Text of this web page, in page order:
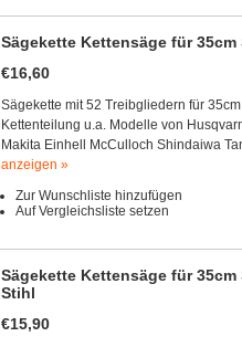
Sägekette Kettensäge für
€16,60
Sägekette mit 52 Treibgliedern für
Kettenteilung u.a. Modelle von
Makita Einhell McCulloch Shindaiwa
anzeigen »
Zur Wunschliste hinzufügen
Auf Vergleichsliste setzen
Sägekette Kettensäge für
Stihl
€15,90